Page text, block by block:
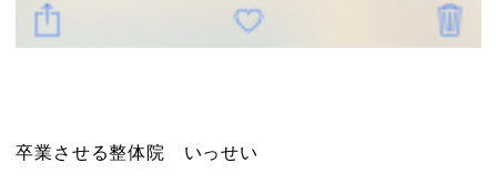
卒業させる整体院 いっせい